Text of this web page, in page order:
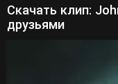
Скачать клип:
друзьями